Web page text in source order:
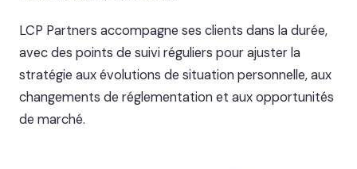
LCP Partners accompagne ses clients dans la durée,
avec des points de suivi réguliers pour ajuster la
stratégie aux évolutions de situation personnelle, aux
changements de réglementation et aux opportunités
de marché.